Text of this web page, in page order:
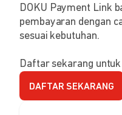
DOKU Payment Link
pembayaran dengan
sesuai kebutuhan.
Daftar sekarang
DAFTAR SEKARANG